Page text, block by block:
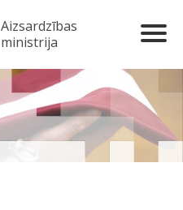
Aizsardzības
ministrija